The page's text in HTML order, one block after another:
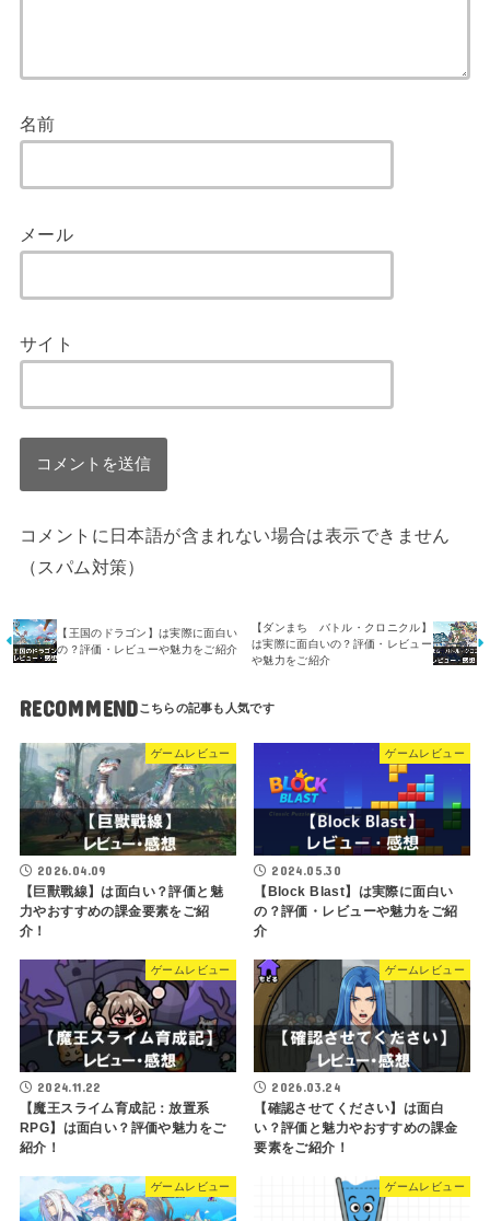
名前
メール
サイト
コメントに日本語が含まれない場合は表示できません
（スパム対策）
【王国のドラゴン】は実際に面白い
の？評価・レビューや魅力をご紹介
【ダンまち バトル・クロニクル】
は実際に面白いの？評価・レビュー
や魅力をご紹介
RECOMMEND
ゲームレビュー
2026.04.09
【巨獸戰線】は面白い？評価と魅
力やおすすめの課金要素をご紹
介！
ゲームレビュー
2024.05.30
【Block Blast】は実際に面白い
の？評価・レビューや魅力をご紹
介
ゲームレビュー
2024.11.22
【魔王スライム育成記：放置系
RPG】は面白い？評価や魅力をご
紹介！
ゲームレビュー
2026.03.24
【確認させてください】は面白
い？評価と魅力やおすすめの課金
要素をご紹介！
ゲームレビュー ゲームレビュー